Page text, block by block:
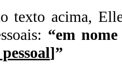
texto acima,
“em
]”